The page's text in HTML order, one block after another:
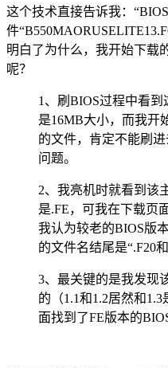
这个技术直接告诉我：
件
明白了为什么，我开始下载
呢？
1、刷BIOS过程中看到
是16MB大小，而我开
的文件，肯定不能刷
问题。
2、我亮机时就看到该
是.FE，可我在下载页
我认为较老的BIOS版
的文件名结尾是“.F20和
3、最关键的是我发现
的（1.1和1.2居然和
面找到了FE版本的